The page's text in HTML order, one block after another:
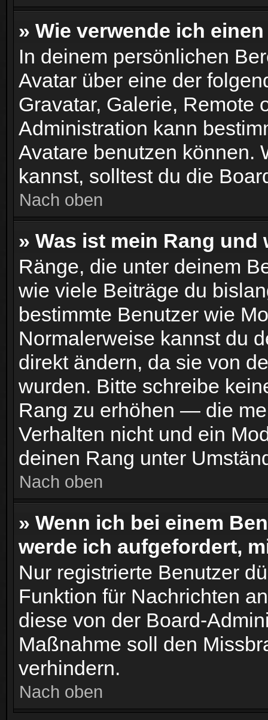
» Wie verwende ich
In deinem persönlichen
Avatar über eine der
Gravatar, Galerie, Remote
Administration kann
Avatare benutzen können.
kannst, solltest du die
Nach oben
» Was ist mein Rang
Ränge, die unter deinem
wie viele Beiträge du
bestimmte Benutzer wie
Normalerweise kannst du
direkt ändern, da sie von
wurden. Bitte schreibe
Rang zu erhöhen — die
Verhalten nicht und ein
deinen Rang unter
Nach oben
» Wenn ich bei einem
werde ich aufgefordert,
Nur registrierte Benutzer
Funktion für Nachrichten
diese von der Board-
Maßnahme soll den
verhindern.
Nach oben